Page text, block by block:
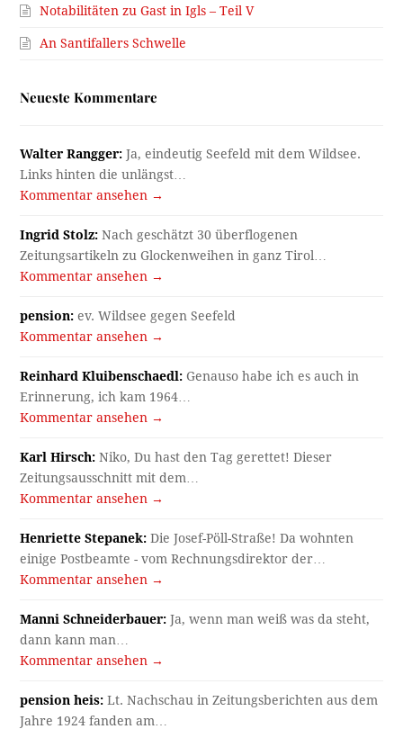
Notabilitäten zu Gast in Igls – Teil V
An Santifallers Schwelle
Neueste Kommentare
Walter Rangger: Ja, eindeutig Seefeld mit dem Wildsee.
Links hinten die unlängst…
Kommentar ansehen →
Ingrid Stolz: Nach geschätzt 30 überflogenen
Zeitungsartikeln zu Glockenweihen in ganz Tirol…
Kommentar ansehen →
pension: ev. Wildsee gegen Seefeld
Kommentar ansehen →
Reinhard Kluibenschaedl: Genauso habe ich es auch in
Erinnerung, ich kam 1964…
Kommentar ansehen →
Karl Hirsch: Niko, Du hast den Tag gerettet! Dieser
Zeitungsausschnitt mit dem…
Kommentar ansehen →
Henriette Stepanek: Die Josef-Pöll-Straße! Da wohnten
einige Postbeamte - vom Rechnungsdirektor der…
Kommentar ansehen →
Manni Schneiderbauer: Ja, wenn man weiß was da steht,
dann kann man…
Kommentar ansehen →
pension heis: Lt. Nachschau in Zeitungsberichten aus dem
Jahre 1924 fanden am…